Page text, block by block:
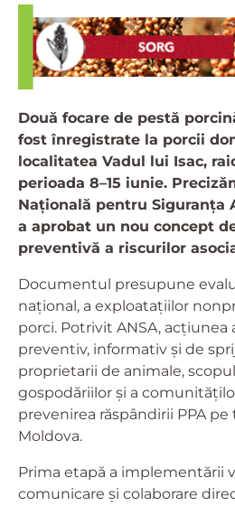
Două focare de pestă
fost înregistrate la porcii
localitatea Vadul lui Isac,
perioada 8–15 iunie.
Națională pentru Siguranța
a aprobat un nou concept
preventivă a riscurilor
Documentul presupune
național, a exploatațiilor
porci. Potrivit ANSA, acțiunea
preventiv, informativ și de
proprietarii de animale,
gospodăriilor și a
prevenirea răspândirii PPA
Moldova.
Prima etapă a implementării
comunicare și colaborare